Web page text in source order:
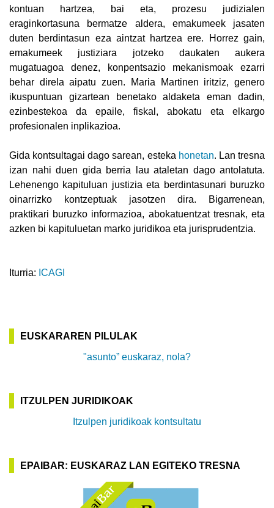
kontuan hartzea, bai eta, prozesu judizialen
eraginkortasuna bermatze aldera, emakumeek jasaten
duten berdintasun eza aintzat hartzea ere. Horrez gain,
emakumeek justiziara jotzeko daukaten aukera
mugatuagoa denez, konpentsazio mekanismoak ezarri
behar direla aipatu zuen. Maria Martinen iritziz, genero
ikuspuntuan gizartean benetako aldaketa eman dadin,
ezinbestekoa da epaile, fiskal, abokatu eta elkargo
profesionalen inplikazioa.
Gida kontsultagai dago sarean, esteka honetan. Lan tresna
izan nahi duen gida berria lau ataletan dago antolatuta.
Lehenengo kapituluan justizia eta berdintasunari buruzko
oinarrizko kontzeptuak jasotzen dira. Bigarrenean,
praktikari buruzko informazioa, abokatuentzat tresnak, eta
azken bi kapituluetan marko juridikoa eta jurisprudentzia.
Iturria: ICAGI
EUSKARAREN PILULAK
"asunto” euskaraz, nola?
ITZULPEN JURIDIKOAK
Itzulpen juridikoak kontsultatu
EPAIBAR: EUSKARAZ LAN EGITEKO TRESNA